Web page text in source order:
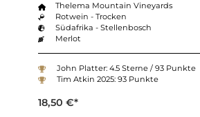
Thelema Mountain Vineyards
Rotwein - Trocken
Südafrika - Stellenbosch
Merlot
John Platter: 4.5 Sterne / 93 Punkte
Tim Atkin 2025: 93 Punkte
18,50 €*